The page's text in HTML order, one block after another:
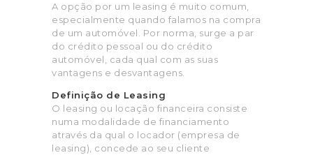
A opção por um leasing é muito comum,
especialmente quando falamos na compra
de um automóvel. Por norma, surge a par
do crédito pessoal ou do crédito
automóvel, cada qual com as suas
vantagens e desvantagens.
Definição de Leasing
O leasing ou locação financeira consiste
numa modalidade de financiamento
através da qual o locador (empresa de
leasing), concede ao seu cliente